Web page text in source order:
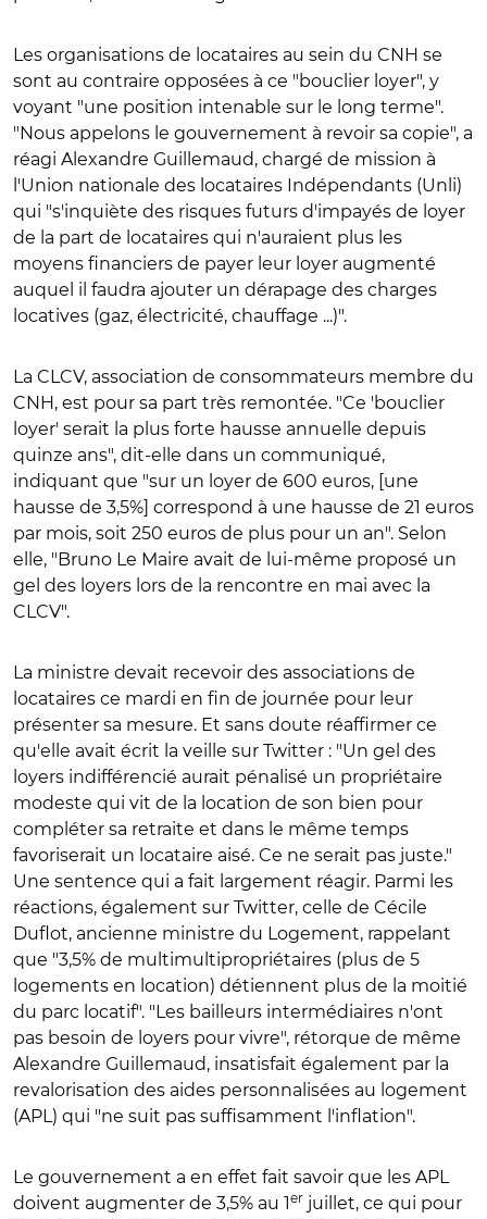
Les organisations de locataires au sein du CNH se
sont au contraire opposées à ce "bouclier loyer", y
voyant "une position intenable sur le long terme".
"Nous appelons le gouvernement à revoir sa copie", a
réagi Alexandre Guillemaud, chargé de mission à
l'Union nationale des locataires Indépendants (Unli)
qui "s'inquiète des risques futurs d'impayés de loyer
de la part de locataires qui n'auraient plus les
moyens financiers de payer leur loyer augmenté
auquel il faudra ajouter un dérapage des charges
locatives (gaz, électricité, chauffage ...)".
La CLCV, association de consommateurs membre du
CNH, est pour sa part très remontée. "Ce 'bouclier
loyer' serait la plus forte hausse annuelle depuis
quinze ans", dit-elle dans un communiqué,
indiquant que "sur un loyer de 600 euros, [une
hausse de 3,5%] correspond à une hausse de 21 euros
par mois, soit 250 euros de plus pour un an". Selon
elle, "Bruno Le Maire avait de lui-même proposé un
gel des loyers lors de la rencontre en mai avec la
CLCV".
La ministre devait recevoir des associations de
locataires ce mardi en fin de journée pour leur
présenter sa mesure. Et sans doute réaffirmer ce
qu'elle avait écrit la veille sur Twitter : "Un gel des
loyers indifférencié aurait pénalisé un propriétaire
modeste qui vit de la location de son bien pour
compléter sa retraite et dans le même temps
favoriserait un locataire aisé. Ce ne serait pas juste."
Une sentence qui a fait largement réagir. Parmi les
réactions, également sur Twitter, celle de Cécile
Duflot, ancienne ministre du Logement, rappelant
que "3,5% de multimultipropriétaires (plus de 5
logements en location) détiennent plus de la moitié
du parc locatif". "Les bailleurs intermédiaires n'ont
pas besoin de loyers pour vivre", rétorque de même
Alexandre Guillemaud, insatisfait également par la
revalorisation des aides personnalisées au logement
(APL) qui "ne suit pas suffisamment l'inflation".
Le gouvernement a en effet fait savoir que les APL
doivent augmenter de 3,5% au 1er juillet, ce qui pour